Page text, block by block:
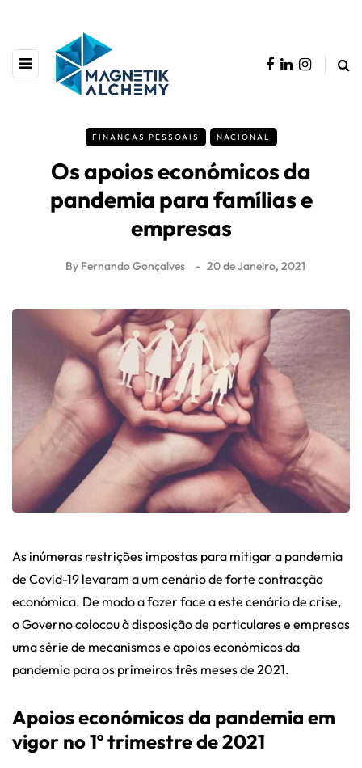
FINANÇAS PESSOAIS NACIONAL
Os apoios económicos da
pandemia para famílias e
empresas
By Fernando Gonçalves 20 de Janeiro, 2021
As inúmeras restrições impostas para mitigar a pandemia
de Covid-19 levaram a um cenário de forte contracção
económica. De modo a fazer face a este cenário de crise,
o Governo colocou à disposição de particulares e empresas
uma série de mecanismos e apoios económicos da
pandemia para os primeiros três meses de 2021.
Apoios económicos da pandemia em
vigor no 1º trimestre de 2021